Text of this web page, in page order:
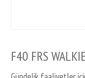
F40 FRS